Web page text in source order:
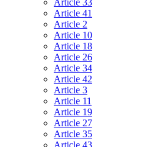
Article 33
Article 41
Article 2
Article 10
Article 18
Article 26
Article 34
Article 42
Article 3
Article 11
Article 19
Article 27
Article 35
Article 43